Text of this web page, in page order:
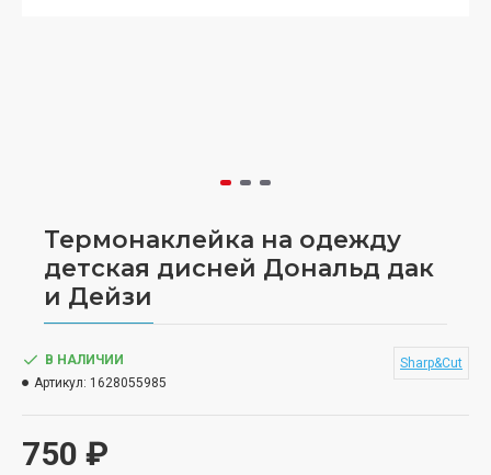
Термонаклейка на одежду
детская дисней Дональд дак
и Дейзи
750 ₽
В НАЛИЧИИ
Артикул: 1628055985
Sharp&Cut